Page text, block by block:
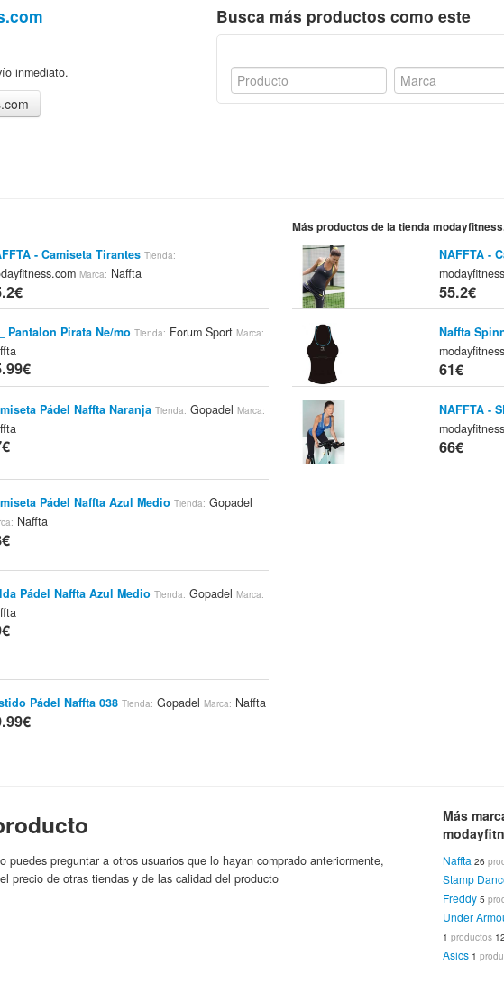
inmediato.
Busca más productos como este
- Camiseta Tirantes Tienda:
Marca: Naffta
Pantalon Pirata Ne/mo Tienda: Forum SportMarca:
Pádel Naffta Naranja Tienda: GopadelMarca:
Pádel Naffta Azul Medio Tienda: Gopadel
Naffta
Pádel Naffta Azul Medio Tienda: GopadelMarca:
Pádel Naffta 038 Tienda: GopadelMarca: Naffta
Pirata Ne/az/rs
Más productos de la tienda
NAFFTA -
55.2€
Naffta
61€
NAFFTA -
66€
puedes preguntar a otros usuarios que lo hayan comprado anteriormente,
precio de otras tiendas y de las calidad del producto
Más
Naffta 26
Stamp
Freddy 5
Under
1productos
Asics 1